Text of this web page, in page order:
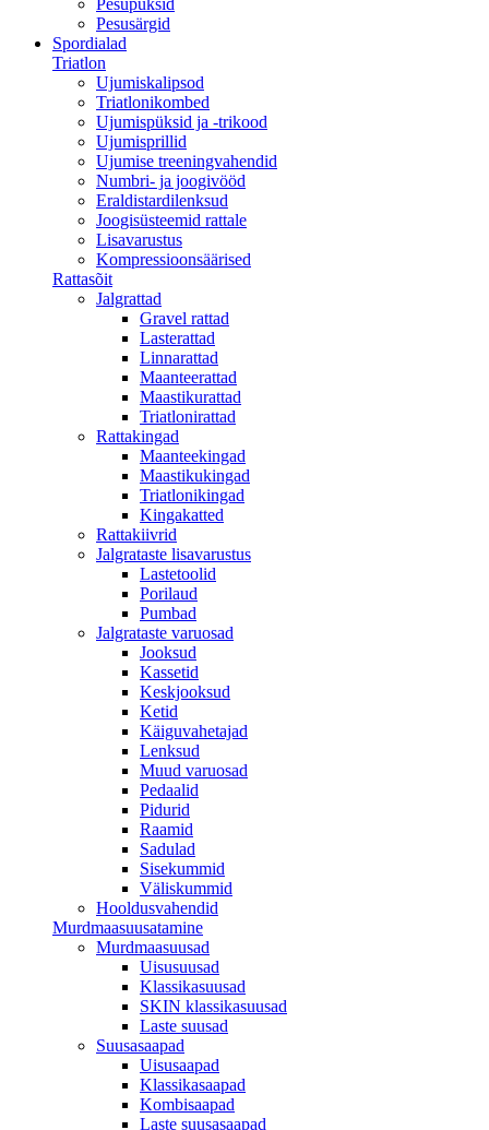
Pesupüksid
Pesusärgid
Spordialad
Triatlon
Ujumiskalipsod
Triatlonikombed
Ujumispüksid ja -trikood
Ujumisprillid
Ujumise treeningvahendid
Numbri- ja joogivööd
Eraldistardilenksud
Joogisüsteemid rattale
Lisavarustus
Kompressioonsäärised
Rattasõit
Jalgrattad
Gravel rattad
Lasterattad
Linnarattad
Maanteerattad
Maastikurattad
Triatlonirattad
Rattakingad
Maanteekingad
Maastikukingad
Triatlonikingad
Kingakatted
Rattakiivrid
Jalgrataste lisavarustus
Lastetoolid
Porilaud
Pumbad
Jalgrataste varuosad
Jooksud
Kassetid
Keskjooksud
Ketid
Käiguvahetajad
Lenksud
Muud varuosad
Pedaalid
Pidurid
Raamid
Sadulad
Sisekummid
Väliskummid
Hooldusvahendid
Murdmaasuusatamine
Murdmaasuusad
Uisusuusad
Klassikasuusad
SKIN klassikasuusad
Laste suusad
Suusasaapad
Uisusaapad
Klassikasaapad
Kombisaapad
Laste suusasaapad